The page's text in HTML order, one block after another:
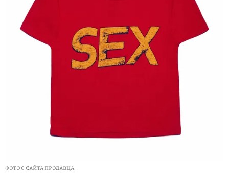
ФОТО С САЙТА ПРОДАВЦА